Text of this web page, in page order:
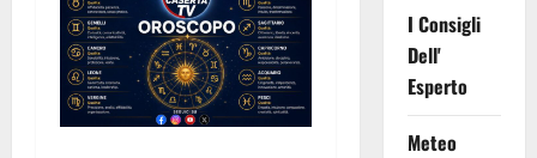
I Consigli
Dell'
Esperto
Meteo